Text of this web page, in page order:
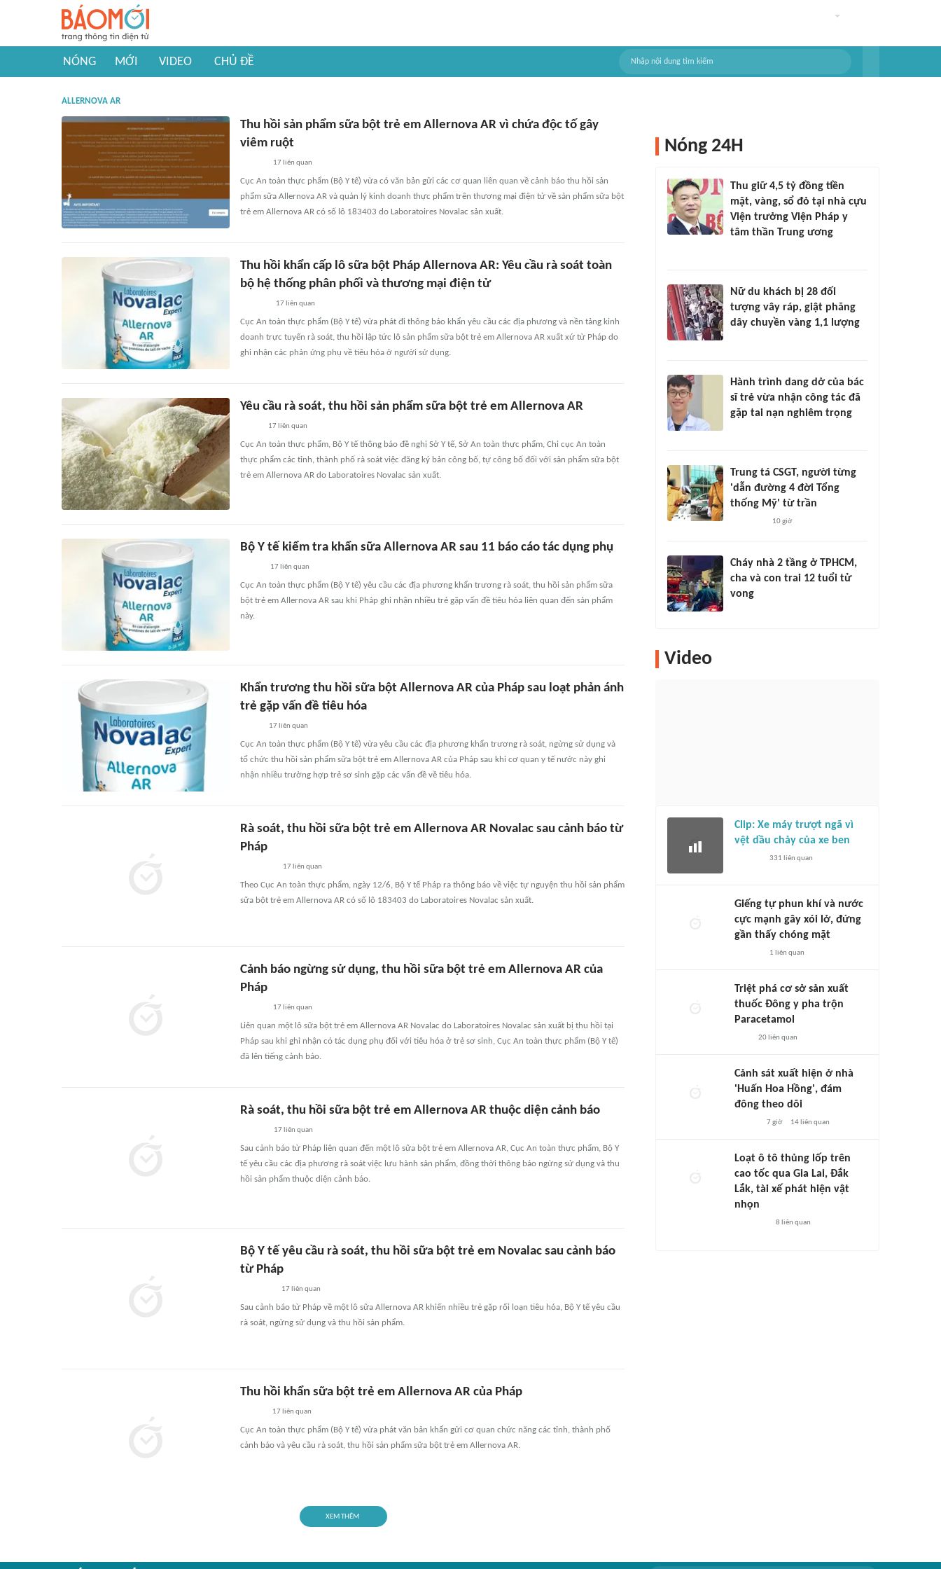
NÓNG MỚI VIDEO CHỦ ĐỀ
ALLERNOVA AR
Thu hồi sản phẩm sữa bột trẻ em Allernova AR vì chứa độc tố gây
viêm ruột
17liên quan
Cục An toàn thực phẩm (Bộ Y tế) vừa có văn bản gửi các cơ quan liên quan về cảnh báo thu hồi sản
phẩm sữa Allernova AR và quản lý kinh doanh thực phẩm trên thương mại điện tử về sản phẩm sữa bột
trẻ em Allernova AR có số lô 183403 do Laboratoires Novalac sản xuất.
Thu hồi khẩn cấp lô sữa bột Pháp Allernova AR: Yêu cầu rà soát toàn
bộ hệ thống phân phối và thương mại điện tử
17liên quan
Cục An toàn thực phẩm (Bộ Y tế) vừa phát đi thông báo khẩn yêu cầu các địa phương và nền tảng kinh
doanh trực tuyến rà soát, thu hồi lập tức lô sản phẩm sữa bột trẻ em Allernova AR xuất xứ từ Pháp do
ghi nhận các phản ứng phụ về tiêu hóa ở người sử dụng.
Yêu cầu rà soát, thu hồi sản phẩm sữa bột trẻ em Allernova AR
17liên quan
Cục An toàn thực phẩm, Bộ Y tế thông báo đề nghị Sở Y tế, Sở An toàn thực phẩm, Chi cục An toàn
thực phẩm các tỉnh, thành phố rà soát việc đăng ký bản công bố, tự công bố đối với sản phẩm sữa bột
trẻ em Allernova AR do Laboratoires Novalac sản xuất.
Bộ Y tế kiểm tra khẩn sữa Allernova AR sau 11 báo cáo tác dụng phụ
17liên quan
Cục An toàn thực phẩm (Bộ Y tế) yêu cầu các địa phương khẩn trương rà soát, thu hồi sản phẩm sữa
bột trẻ em Allernova AR sau khi Pháp ghi nhận nhiều trẻ gặp vấn đề tiêu hóa liên quan đến sản phẩm
này.
Khẩn trương thu hồi sữa bột Allernova AR của Pháp sau loạt phản ánh
trẻ gặp vấn đề tiêu hóa
17 liên quan
Cục An toàn thực phẩm (Bộ Y tế) vừa yêu cầu các địa phương khẩn trương rà soát, ngừng sử dụng và
tổ chức thu hồi sản phẩm sữa bột trẻ em Allernova AR của Pháp sau khi cơ quan y tế nước này ghi
nhận nhiều trường hợp trẻ sơ sinh gặp các vấn đề về tiêu hóa.
Rà soát, thu hồi sữa bột trẻ em Allernova AR Novalac sau cảnh báo từ
Pháp
17liên quan
Theo Cục An toàn thực phẩm, ngày 12/6, Bộ Y tế Pháp ra thông báo về việc tự nguyện thu hồi sản phẩm
sữa bột trẻ em Allernova AR có số lô 183403 do Laboratoires Novalac sản xuất.
Cảnh báo ngừng sử dụng, thu hồi sữa bột trẻ em Allernova AR của
Pháp
17 liên quan
Liên quan một lô sữa bột trẻ em Allernova AR Novalac do Laboratoires Novalac sản xuất bị thu hồi tại
Pháp sau khi ghi nhận có tác dụng phụ đối với tiêu hóa ở trẻ sơ sinh, Cục An toàn thực phẩm (Bộ Y tế)
đã lên tiếng cảnh báo.
Rà soát, thu hồi sữa bột trẻ em Allernova AR thuộc diện cảnh báo
17 liên quan
Sau cảnh báo từ Pháp liên quan đến một lô sữa bột trẻ em Allernova AR, Cục An toàn thực phẩm, Bộ Y
tế yêu cầu các địa phương rà soát việc lưu hành sản phẩm, đồng thời thông báo ngừng sử dụng và thu
hồi sản phẩm thuộc diện cảnh báo.
Bộ Y tế yêu cầu rà soát, thu hồi sữa bột trẻ em Novalac sau cảnh báo
từ Pháp
17liên quan
Sau cảnh báo từ Pháp về một lô sữa Allernova AR khiến nhiều trẻ gặp rối loạn tiêu hóa, Bộ Y tế yêu cầu
rà soát, ngừng sử dụng và thu hồi sản phẩm.
Thu hồi khẩn sữa bột trẻ em Allernova AR của Pháp
17liên quan
Cục An toàn thực phẩm (Bộ Y tế) vừa phát văn bản khẩn gửi cơ quan chức năng các tỉnh, thành phố
cảnh báo và yêu cầu rà soát, thu hồi sản phẩm sữa bột trẻ em Allernova AR.
XEM THÊM
Nóng 24H
Thu giữ 4,5 tỷ đồng tiền
mặt, vàng, sổ đỏ tại nhà cựu
Viện trưởng Viện Pháp y
tâm thần Trung ương
Nữ du khách bị 28 đối
tượng vây ráp, giật phăng
dây chuyền vàng 1,1 lượng
Hành trình dang dở của bác
sĩ trẻ vừa nhận công tác đã
gặp tai nạn nghiêm trọng
Trung tá CSGT, người từng
'dẫn đường 4 đời Tổng
thống Mỹ' từ trần
10 giờ
Cháy nhà 2 tầng ở TPHCM,
cha và con trai 12 tuổi tử
vong
Video
Clip: Xe máy trượt ngã vì
vệt dầu chảy của xe ben
331 liên quan
Giếng tự phun khí và nước
cực mạnh gây xói lở, đứng
gần thấy chóng mặt
1 liên quan
Triệt phá cơ sở sản xuất
thuốc Đông y pha trộn
Paracetamol
20liên quan
Cảnh sát xuất hiện ở nhà
'Huấn Hoa Hồng', đám
đông theo dõi
7 giờ 14liên quan
Loạt ô tô thủng lốp trên
cao tốc qua Gia Lai, Đắk
Lắk, tài xế phát hiện vật
nhọn
8 liên quan